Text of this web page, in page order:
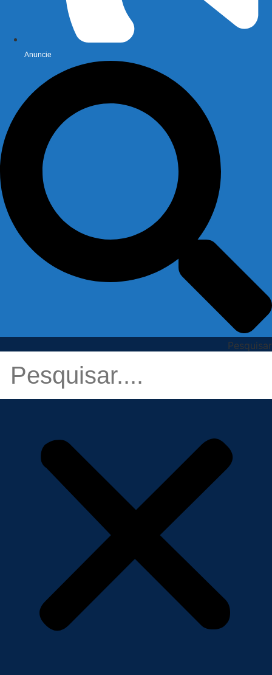
Anuncie
Pesquisar